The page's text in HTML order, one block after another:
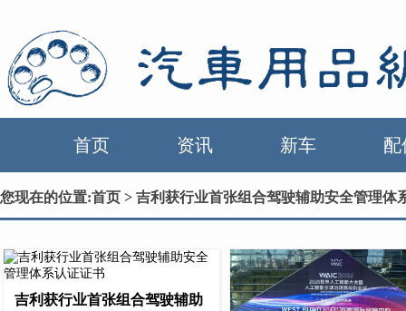
首页 资讯 新车 配
您现在的位置:首页 > 吉利获行业首张组合驾驶辅助安全管理体
吉利获行业首张组合驾驶辅助